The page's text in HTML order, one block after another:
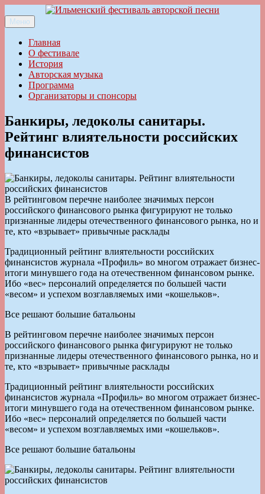
к
содержимому
Ильменский фестиваль авторской песни
Меню
Главная
О фестивале
История
Авторская музыка
Программа
Организаторы и спонсоры
Банкиры, ледоколы санитары.
Рейтинг влиятельности российских
финансистов
В рейтинговом перечне наиболее значимых персон
российского финансового рынка фигурируют не только
признанные лидеры отечественного финансового рынка, но и
те, кто «взрывает» привычные расклады
Традиционный рейтинг влиятельности российских
финансистов журнала «Профиль» во многом отражает бизнес-
итоги минувшего года на отечественном финансовом рынке.
Ибо «вес» персоналий определяется по большей части
«весом» и успехом возглавляемых ими «кошельков».
Все решают большие батальоны
В рейтинговом перечне наиболее значимых персон
российского финансового рынка фигурируют не только
признанные лидеры отечественного финансового рынка, но и
те, кто «взрывает» привычные расклады
Традиционный рейтинг влиятельности российских
финансистов журнала «Профиль» во многом отражает бизнес-
итоги минувшего года на отечественном финансовом рынке.
Ибо «вес» персоналий определяется по большей части
«весом» и успехом возглавляемых ими «кошельков».
Все решают большие батальоны